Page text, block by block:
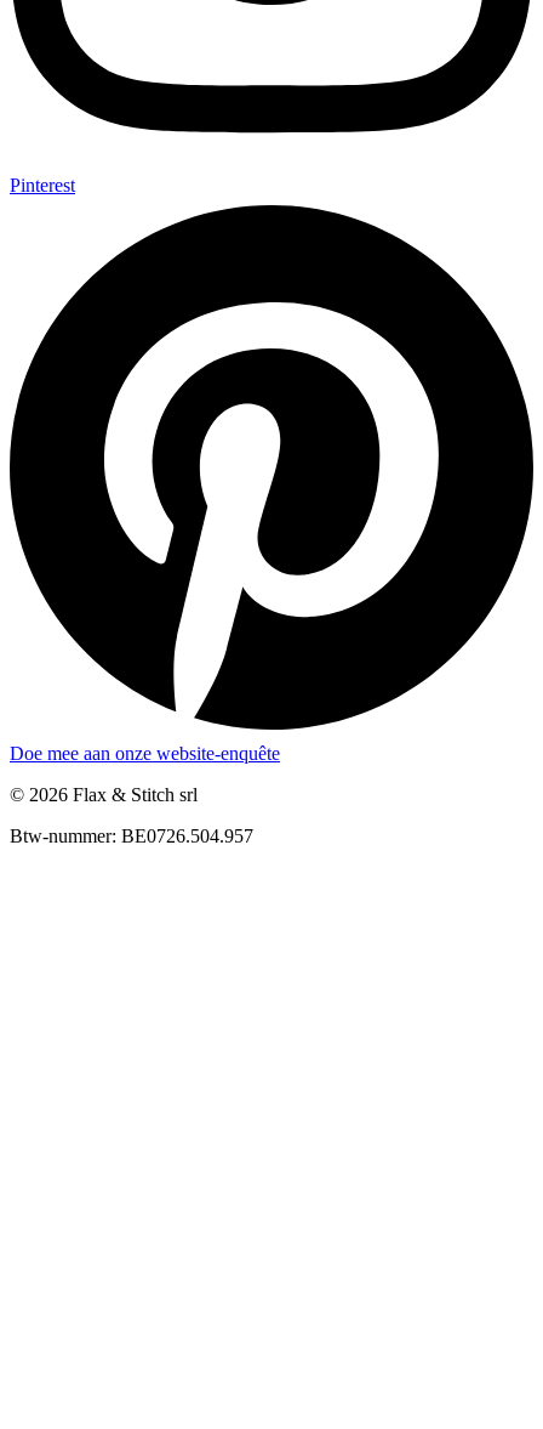
Pinterest
Doe mee aan onze website-enquête
© 2026 Flax & Stitch srl
Btw-nummer: BE0726.504.957